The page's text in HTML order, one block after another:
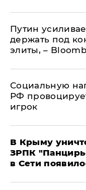
Путин
держать под
элиты, –
Социальную
РФ
игрок
В Крыму
ЗРПК
в Сети